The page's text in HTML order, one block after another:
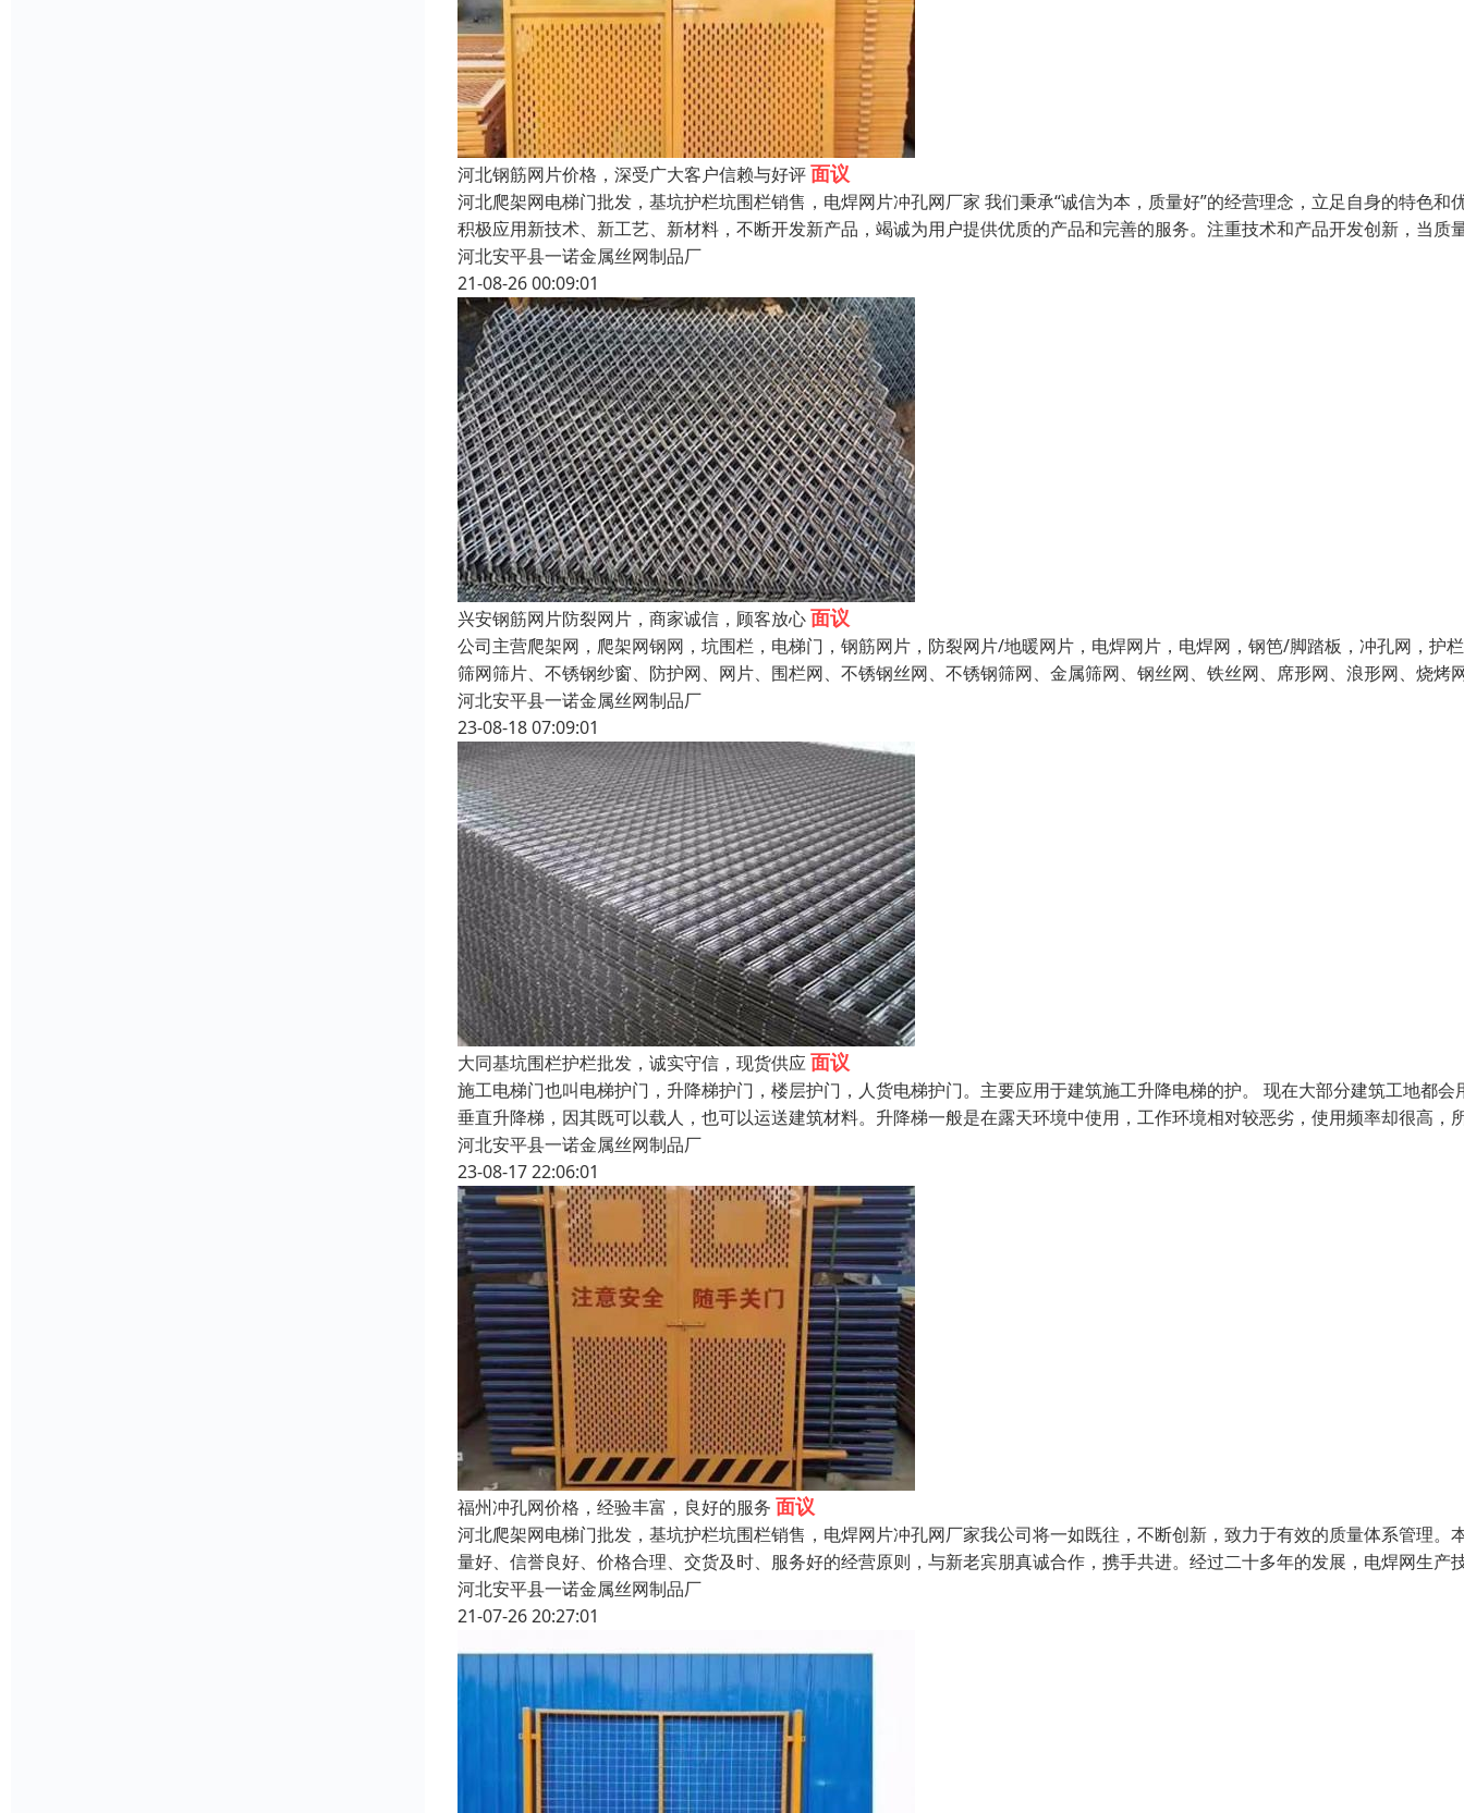
河北钢筋网片价格，深受广大客户信赖与好评面议
河北爬架网电梯门批发，基坑护栏坑围栏销售，电焊网片冲孔网厂家 我们秉承“诚信为本，质量好”的经营理念，立足自身的特色和
积极应用新技术、新工艺、新材料，不断开发新产品，竭诚为用户提供优质的产品和完善的服务。注重技术和产品开发创新，当质
河北安平县一诺金属丝网制品厂
21-08-26 00:09:01
兴安钢筋网片防裂网片，商家诚信，顾客放心面议
公司主营爬架网，爬架网钢网，坑围栏，电梯门，钢筋网片，防裂网片/地暖网片，电焊网片，电焊网，钢笆/脚踏板，冲孔网，护
筛网筛片、不锈钢纱窗、防护网、网片、围栏网、不锈钢丝网、不锈钢筛网、金属筛网、钢丝网、铁丝网、席形网、浪形网、烧烤
河北安平县一诺金属丝网制品厂
23-08-18 07:09:01
大同基坑围栏护栏批发，诚实守信，现货供应面议
施工电梯门也叫电梯护门，升降梯护门，楼层护门，人货电梯护门。主要应用于建筑施工升降电梯的护。 现在大部分建筑工地都会
垂直升降梯，因其既可以载人，也可以运送建筑材料。升降梯一般是在露天环境中使用，工作环境相对较恶劣，使用频率却很高，
河北安平县一诺金属丝网制品厂
23-08-17 22:06:01
福州冲孔网价格，经验丰富，良好的服务 面议
河北爬架网电梯门批发，基坑护栏坑围栏销售，电焊网片冲孔网厂家我公司将一如既往，不断创新，致力于有效的质量体系管理。
量好、信誉良好、价格合理、交货及时、服务好的经营原则，与新老宾朋真诚合作，携手共进。经过二十多年的发展，电焊网生产
河北安平县一诺金属丝网制品厂
21-07-26 20:27:01